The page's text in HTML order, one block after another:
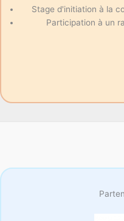
Stage d'initiation à la
Participation à un